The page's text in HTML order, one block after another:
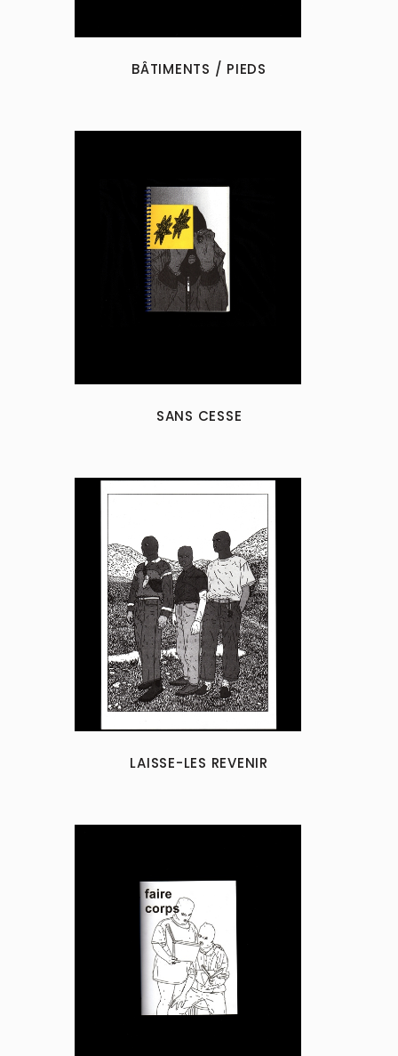
BÂTIMENTS / PIEDS
SANS CESSE
LAISSE-LES REVENIR